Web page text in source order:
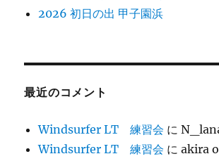
2026 初日の出 甲子園浜
最近のコメント
Windsurfer LT 練習会 に
Windsurfer LT 練習会 にakira